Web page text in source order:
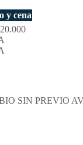
y cena
SIN PREVIO